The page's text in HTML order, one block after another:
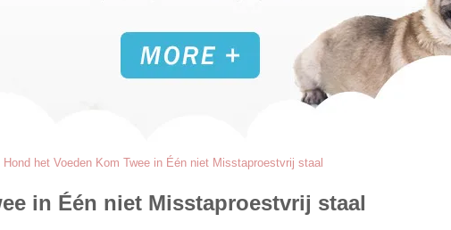
het Voeden Kom Twee in Één niet Misstaproestvrij staal
in Één niet Misstaproestvrij staal